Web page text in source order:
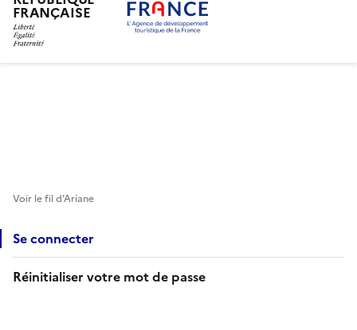
FRANÇAISE
Voir le fil d’Ariane
Se connecter
Réinitialiser votre mot de passe